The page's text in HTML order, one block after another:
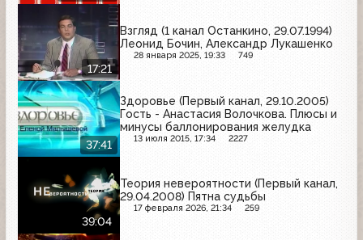
17:21
Взгляд (1 канал Останкино, 29.07.1994)
Леонид Бочин, Александр Лукашенко
28 января 2025, 19:33 749
37:41
Здоровье (Первый канал, 29.10.2005)
Гость - Анастасия Волочкова. Плюсы и
минусы баллонирования желудка
13 июля 2015, 17:34 2227
39:04
Теория невероятности (Первый канал,
29.04.2008) Пятна судьбы
17 февраля 2026, 21:34 259